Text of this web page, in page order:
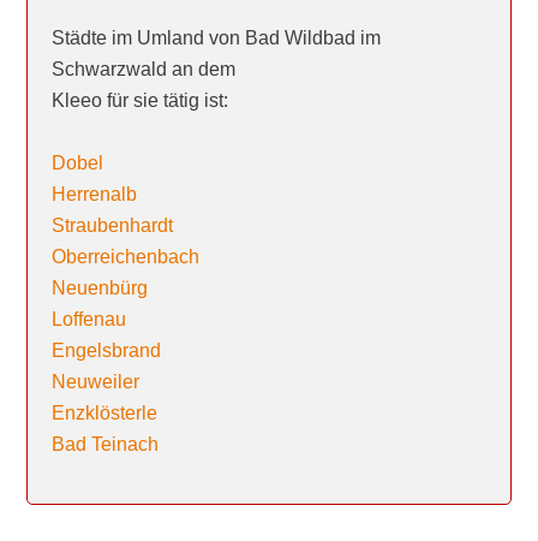
Städte im Umland von Bad Wildbad im
Schwarzwald an dem
Kleeo für sie tätig ist:
Dobel
Herrenalb
Straubenhardt
Oberreichenbach
Neuenbürg
Loffenau
Engelsbrand
Neuweiler
Enzklösterle
Bad Teinach